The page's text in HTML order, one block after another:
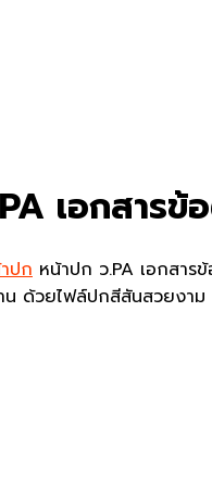
เอกสาร
ปก หน้าปก ว.PA เอกสาร
น ด้วยไฟล์ปกสีสันสวยงาม